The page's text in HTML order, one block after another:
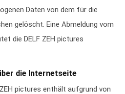
Daten von dem für die
gelöscht. Eine Abmeldung vom
die DELF ZEH pictures
die Internetseite
pictures enthält aufgrund von